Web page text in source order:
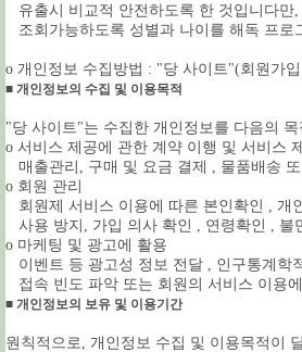
유출시 비교적 안전하도록 한 것입니다
조회가능하도록 성별과 나이를 해독 프로
ο 개인정보 수집방법 : "당 사이트"(회원가
■ 개인정보의 수집 및 이용목적
"당 사이트"는 수집한 개인정보를 다음의
ο 서비스 제공에 관한 계약 이행 및 서비스
매출관리, 구매 및 요금 결제 , 물품배송
ο 회원 관리
회원제 서비스 이용에 따른 본인확인 , 개
사용 방지, 가입 의사 확인 , 연령확인 , 불
ο 마케팅 및 광고에 활용
이벤트 등 광고성 정보 전달 , 인구통계학
접속 빈도 파악 또는 회원의 서비스 이용에
■ 개인정보의 보유 및 이용기간
원칙적으로, 개인정보 수집 및 이용목적이